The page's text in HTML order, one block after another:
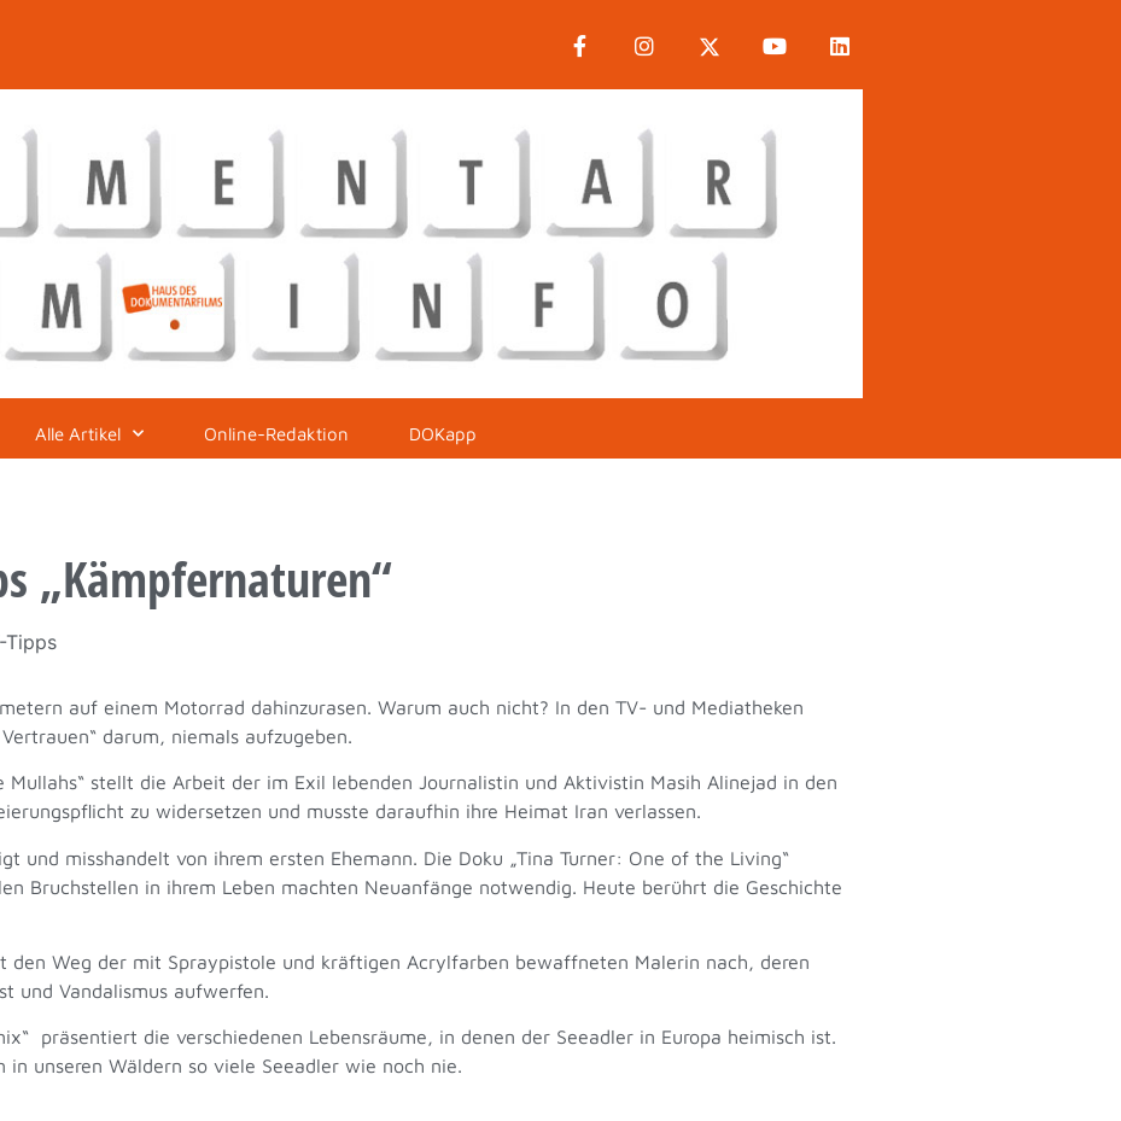
Alle Artikel Online-Redaktion DOKapp
„Kämpfernaturen“
Tipps
auf einem Motorrad dahinzurasen. Warum auch nicht? In den TV- und Mediatheken
darum, niemals aufzugeben.
stellt die Arbeit der im Exil lebenden Journalistin und Aktivistin Masih Alinejad in den
zu widersetzen und musste daraufhin ihre Heimat Iran verlassen.
und misshandelt von ihrem ersten Ehemann. Die Doku „Tina Turner: One of the Living“
Bruchstellen in ihrem Leben machten Neuanfänge notwendig. Heute berührt die Geschichte
den Weg der mit Spraypistole und kräftigen Acrylfarben bewaffneten Malerin nach, deren
und Vandalismus aufwerfen.
präsentiert die verschiedenen Lebensräume, in denen der Seeadler in Europa heimisch ist.
unseren Wäldern so viele Seeadler wie noch nie.